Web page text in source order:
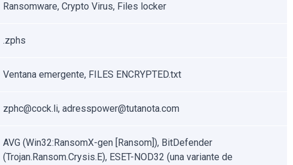
Ransomware, Crypto Virus, Files locker
.zphs
Ventana emergente, FILES ENCRYPTED.txt
zphc@cock.li, adresspower@tutanota.com
AVG (Win32:RansomX-gen [Ransom]), BitDefender
(Trojan.Ransom.Crysis.E), ESET-NOD32 (una variante de